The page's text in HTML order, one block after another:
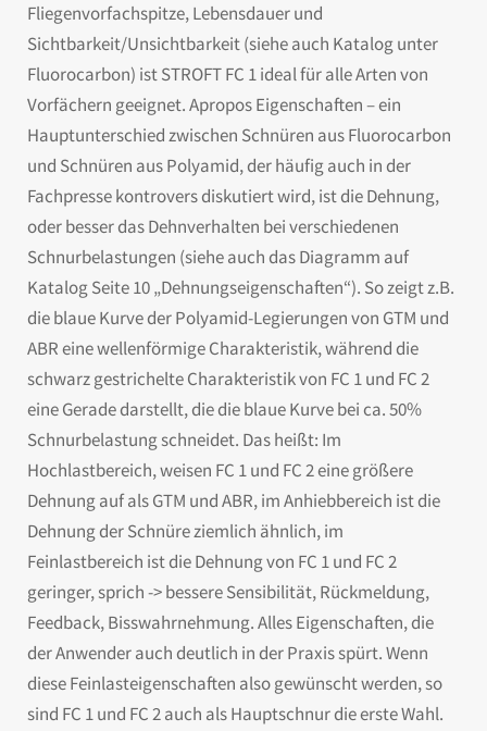
Fliegenvorfachspitze, Lebensdauer und
Sichtbarkeit/Unsichtbarkeit (siehe auch Katalog unter
Fluorocarbon) ist STROFT FC 1 ideal für alle Arten von
Vorfächern geeignet. Apropos Eigenschaften – ein
Hauptunterschied zwischen Schnüren aus Fluorocarbon
und Schnüren aus Polyamid, der häufig auch in der
Fachpresse kontrovers diskutiert wird, ist die Dehnung,
oder besser das Dehnverhalten bei verschiedenen
Schnurbelastungen (siehe auch das Diagramm auf
Katalog Seite 10 „Dehnungseigenschaften“). So zeigt z.B.
die blaue Kurve der Polyamid-Legierungen von GTM und
ABR eine wellenförmige Charakteristik, während die
schwarz gestrichelte Charakteristik von FC 1 und FC 2
eine Gerade darstellt, die die blaue Kurve bei ca. 50%
Schnurbelastung schneidet. Das heißt: Im
Hochlastbereich, weisen FC 1 und FC 2 eine größere
Dehnung auf als GTM und ABR, im Anhiebbereich ist die
Dehnung der Schnüre ziemlich ähnlich, im
Feinlastbereich ist die Dehnung von FC 1 und FC 2
geringer, sprich -> bessere Sensibilität, Rückmeldung,
Feedback, Bisswahrnehmung. Alles Eigenschaften, die
der Anwender auch deutlich in der Praxis spürt. Wenn
diese Feinlasteigenschaften also gewünscht werden, so
sind FC 1 und FC 2 auch als Hauptschnur die erste Wahl.